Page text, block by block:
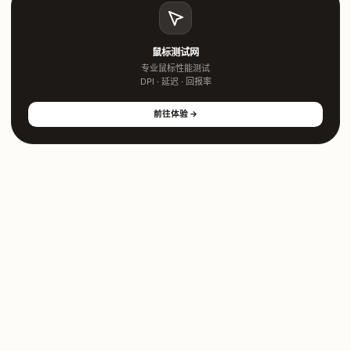
鼠标测试网
专业鼠标性能测试
DPI · 延迟 · 回报率
前往体验 →